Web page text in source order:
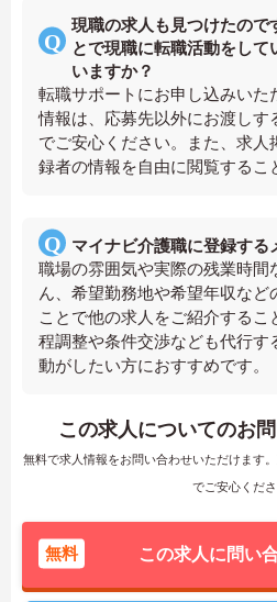
現職の求人も見つけたので
とで現職に転職活動をして
いますか？
転職サポートにお申し込みいた
情報は、応募先以外にお渡しす
でご安心ください。また、求人
録者の情報を自由に閲覧するこ
マイナビ介護職に登録する
職場の雰囲気や実際の残業時間
ん、希望勤務地や希望年収など
ことで他の求人をご紹介するこ
程調整や条件交渉なども代行す
動がしたい方におすすめです。
この求人についてのお
無料で求人情報をお問い合わせいただけます
でご安心くださ
無料 この求人に問い